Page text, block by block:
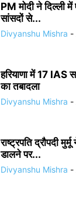
PM मोदी ने दिल्ली
सांसदों से...
Divyanshu Mishra -
हरियाणा में 17 IAS
का तबादला
Divyanshu Mishra -
राष्ट्रपति द्रौपदी
डालने पर...
Divyanshu Mishra -